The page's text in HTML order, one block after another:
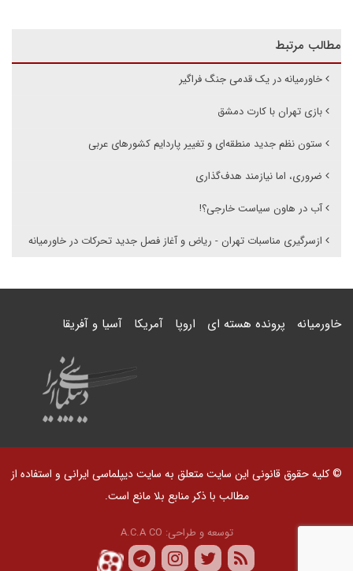
مطالب مرتبط
خاورمیانه در یک قدمی جنگ فراگیر
بازی تهران با کارت دمشق
ستون نظم جدید منطقه‌ای و تغییر پاردایم کشورهای عربی
ضروری، اما نیازمند هدف‌گذاری
آب در هاون سیاست خارجی؟!
ازسرگیری مناسبات تهران - ریاض و آغاز فصل جدید تحرکات در خاورمیانه
خاورمیانه پرونده هسته ای اروپا آمریکا آسیا و آفریقا
© کلیه حقوق قانونی این سایت متعلق به سایت دیپلماسی ایرانی و استفاده از
مطالب با ذکر منابع بلا مانع است.
توسعه و طراحی: A.C.A CO